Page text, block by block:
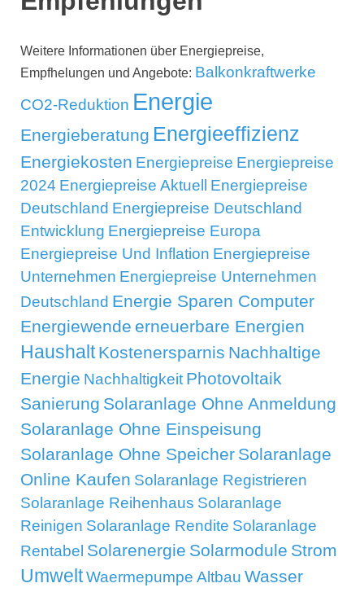
Weitere Informationen über Energiepreise,
Empfhelungen und Angebote: Balkonkraftwerke
CO2-Reduktion Energie
Energieberatung Energieeffizienz
Energiekosten Energiepreise Energiepreise
2024 Energiepreise Aktuell Energiepreise
Deutschland Energiepreise Deutschland
Entwicklung Energiepreise Europa
Energiepreise Und Inflation Energiepreise
Unternehmen Energiepreise Unternehmen
Deutschland Energie Sparen Computer
Energiewende erneuerbare Energien
Haushalt Kostenersparnis Nachhaltige
Energie Nachhaltigkeit Photovoltaik
Sanierung Solaranlage Ohne Anmeldung
Solaranlage Ohne Einspeisung
Solaranlage Ohne Speicher Solaranlage
Online Kaufen Solaranlage Registrieren
Solaranlage Reihenhaus Solaranlage
Reinigen Solaranlage Rendite Solaranlage
Rentabel Solarenergie Solarmodule Strom
UmweltWaermepumpe Altbau Wasser